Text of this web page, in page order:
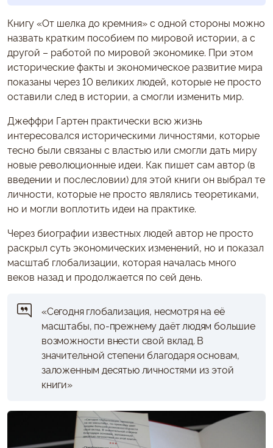
Книгу «От шелка до кремния» с одной стороны можно
назвать кратким пособием по мировой истории, а с
другой – работой по мировой экономике. При этом
исторические факты и экономическое развитие мира
показаны через 10 великих людей, которые не просто
оставили след в истории, а смогли изменить мир.
Джеффри Гартен практически всю жизнь
интересовался историческими личностями, которые
тесно были связаны с властью или смогли дать миру
новые революционные идеи. Как пишет сам автор (в
введении и послесловии) для этой книги он выбрал те
личности, которые не просто являлись теоретиками,
но и могли воплотить идеи на практике.
Через биографии известных людей автор не просто
раскрыл суть экономических изменений, но и показал
масштаб глобализации, которая началась много
веков назад и продолжается по сей день.
«Сегодня глобализация, несмотря на её
масштабы, по-прежнему даёт людям большие
возможности внести свой вклад. В
значительной степени благодаря основам,
заложенным десятью личностями из этой
книги»